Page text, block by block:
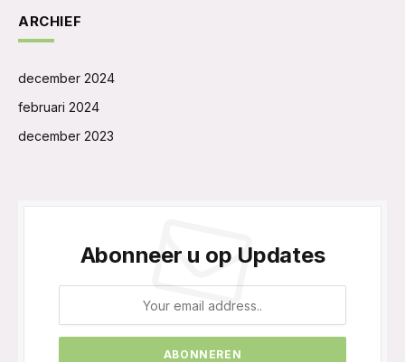
ARCHIEF
december 2024
februari 2024
december 2023
Abonneer u op Updates